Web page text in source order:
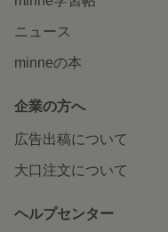
ニュース
minneの本
企業の方へ
広告出稿について
大口注文について
ヘルプセンター